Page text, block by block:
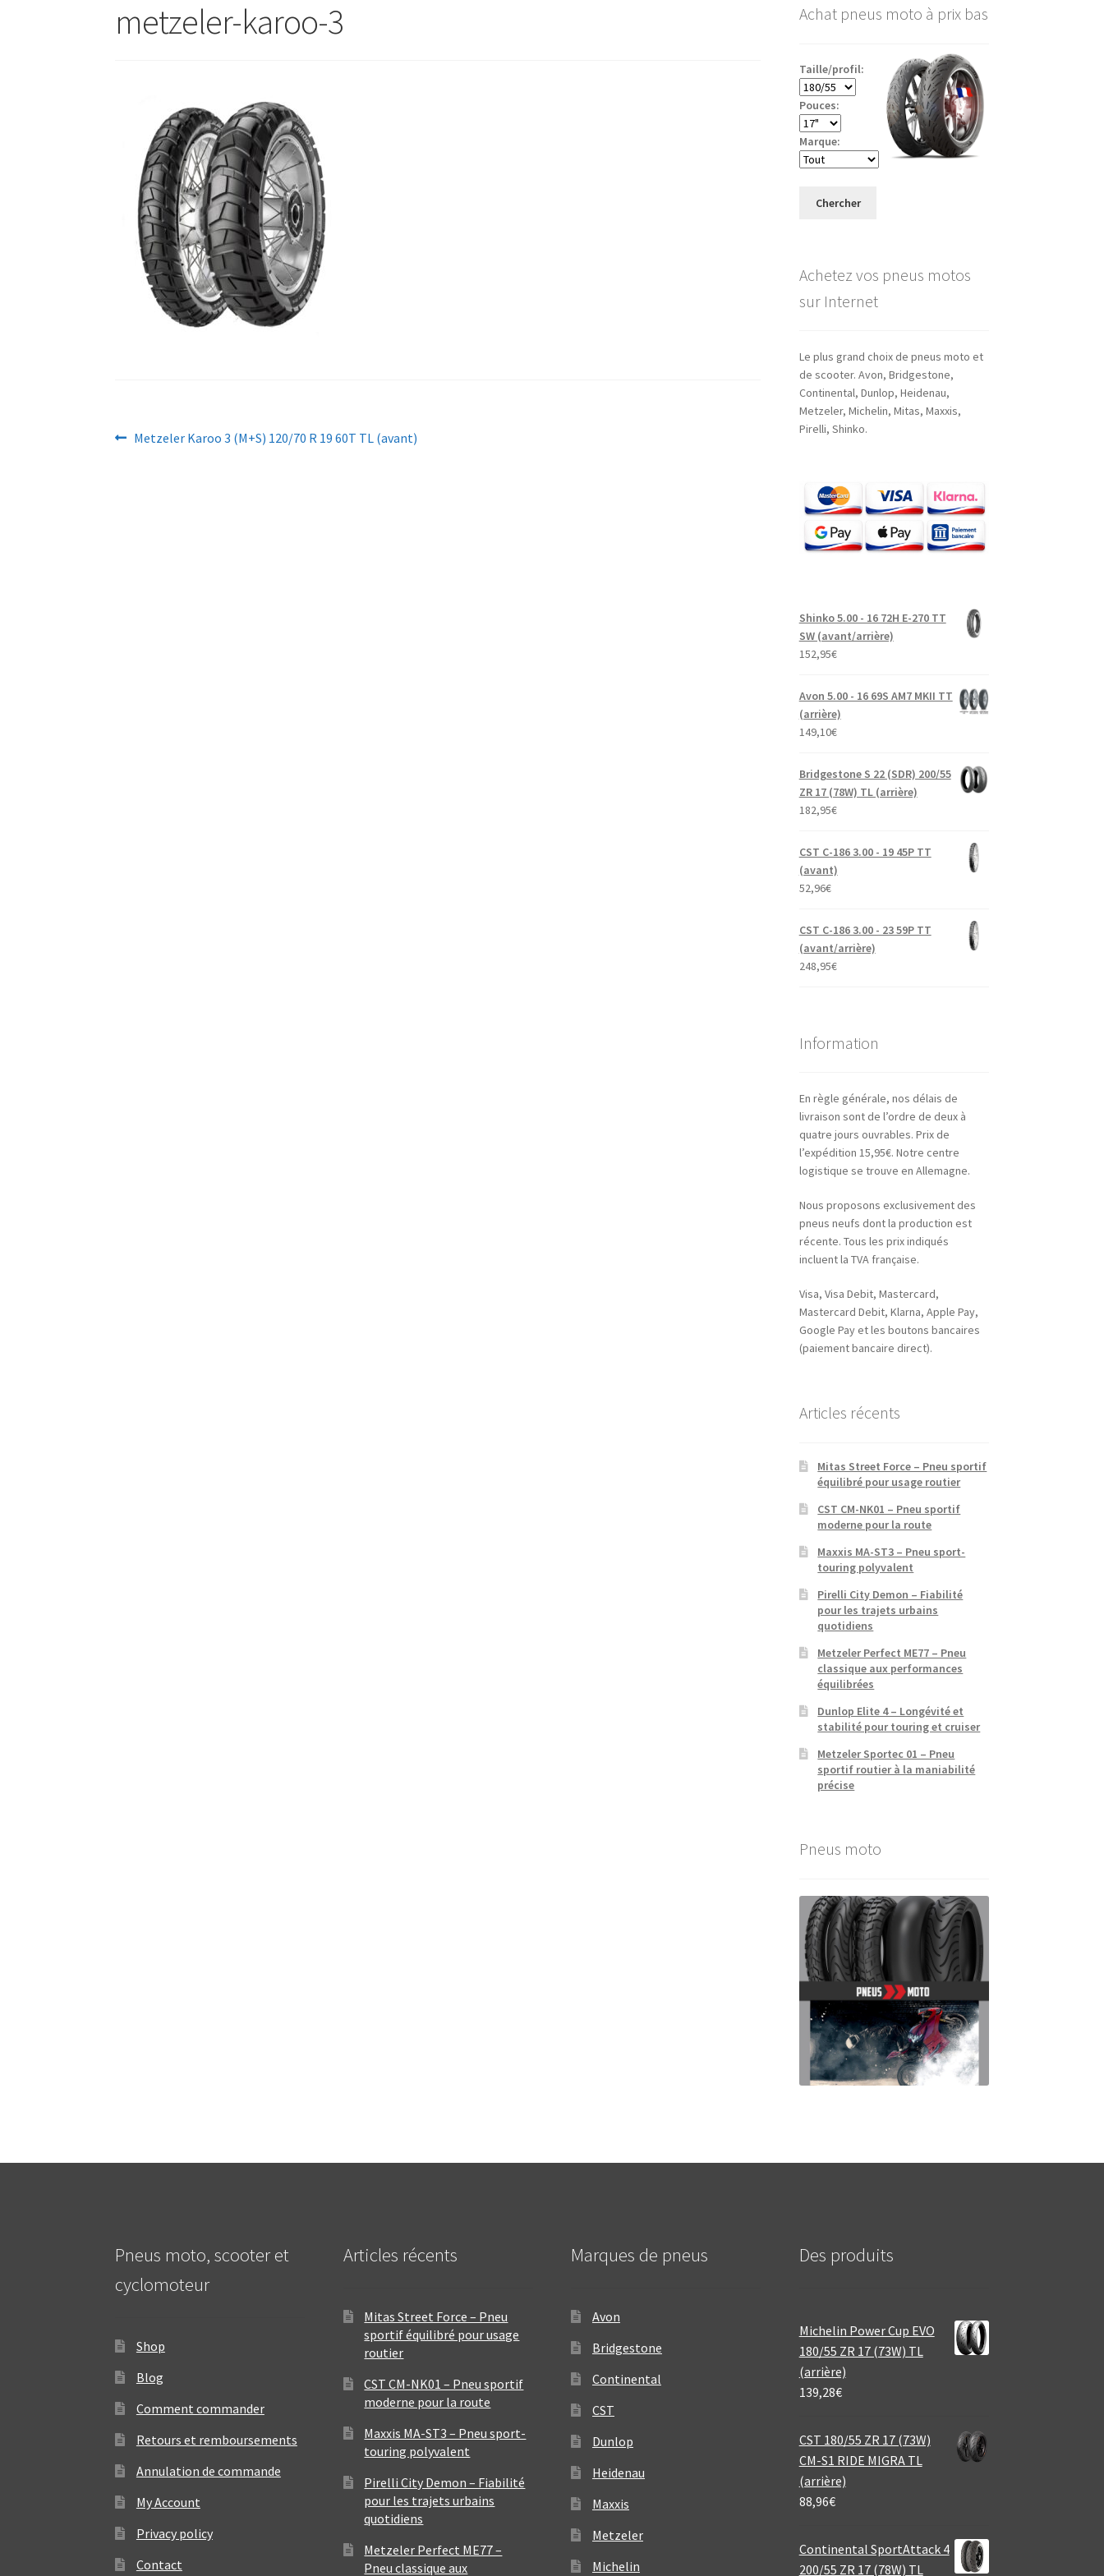
metzeler-karoo-3
Navigation
Article
Metzeler Karoo 3 (M+S) 120/70 R 19 60T TL (avant)
Achat pneus moto à prix bas
Taille/profil:
Pouces:
Marque:
Chercher
Achetez vos pneus motos
sur Internet
Le plus grand choix de pneus moto et
de scooter. Avon, Bridgestone,
Continental, Dunlop, Heidenau,
Metzeler, Michelin, Mitas, Maxxis,
Pirelli, Shinko.
Shinko 5.00 - 16 72H E-270 TT
SW (avant/arrière)
152,95€
Avon 5.00 - 16 69S AM7 MKII TT
(arrière)
149,10€
Bridgestone S 22 (SDR) 200/55
ZR 17 (78W) TL (arrière)
182,95€
CST C-186 3.00 - 19 45P TT
(avant)
52,96€
CST C-186 3.00 - 23 59P TT
(avant/arrière)
248,95€
Information
En règle générale, nos délais de
livraison sont de l’ordre de deux à
quatre jours ouvrables. Prix de
l’expédition 15,95€. Notre centre
logistique se trouve en Allemagne.
Nous proposons exclusivement des
pneus neufs dont la production est
récente. Tous les prix indiqués
incluent la TVA française.
Visa, Visa Debit, Mastercard,
Mastercard Debit, Klarna, Apple Pay,
Google Pay et les boutons bancaires
(paiement bancaire direct).
Articles récents
Mitas Street Force – Pneu sportif
équilibré pour usage routier
CST CM-NK01 – Pneu sportif
moderne pour la route
Maxxis MA-ST3 – Pneu sport-
touring polyvalent
Pirelli City Demon – Fiabilité
pour les trajets urbains
quotidiens
Metzeler Perfect ME77 – Pneu
classique aux performances
équilibrées
Dunlop Elite 4 – Longévité et
stabilité pour touring et cruiser
Metzeler Sportec 01 – Pneu
sportif routier à la maniabilité
précise
Pneus moto
Pneus moto, scooter et
cyclomoteur
Shop
Blog
Comment commander
Retours et remboursements
Annulation de commande
My Account
Privacy policy
Contact
Articles récents
Mitas Street Force – Pneu
sportif équilibré pour usage
routier
CST CM-NK01 – Pneu sportif
moderne pour la route
Maxxis MA-ST3 – Pneu sport-
touring polyvalent
Pirelli City Demon – Fiabilité
pour les trajets urbains
quotidiens
Metzeler Perfect ME77 –
Pneu classique aux
Marques de pneus
Avon
Bridgestone
Continental
CST
Dunlop
Heidenau
Maxxis
Metzeler
Michelin
Des produits
Michelin Power Cup EVO
180/55 ZR 17 (73W) TL
(arrière)
139,28€
CST 180/55 ZR 17 (73W)
CM-S1 RIDE MIGRA TL
(arrière)
88,96€
Continental SportAttack 4
200/55 ZR 17 (78W) TL